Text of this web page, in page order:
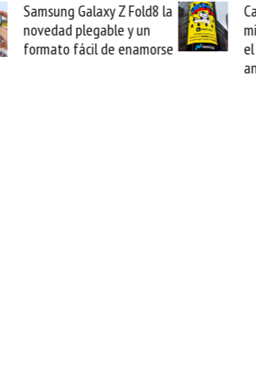
Cashea levanta 100
millones de dólares y valida
el crédito del venezolano